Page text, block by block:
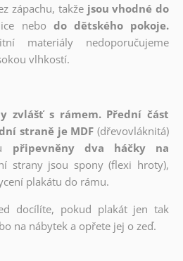
zápachu, takže jsou vhodné do
nebo do dětského pokoje.
materiály nedoporučujeme
vlhkostí.
zvlášť s rámem. Přední část
straně je MDF (dřevovláknitá)
připevněny dva háčky na
strany jsou spony (flexi hroty),
plakátu do rámu.
docílíte, pokud plakát jen tak
na nábytek a opřete jej o zeď.